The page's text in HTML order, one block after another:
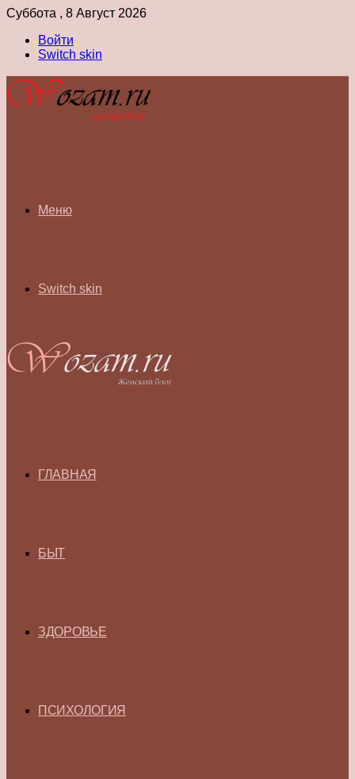
Суббота , 8 Август 2026
Войти
Switch skin
Меню
Switch skin
ГЛАВНАЯ
БЫТ
ЗДОРОВЬЕ
ПСИХОЛОГИЯ